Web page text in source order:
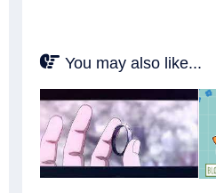
You may also like...